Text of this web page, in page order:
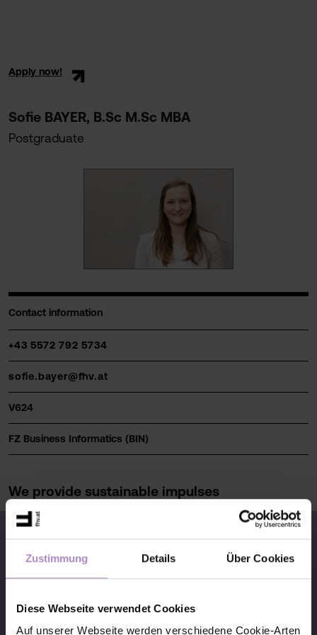
Zustimmung Details Über Cookies
Diese Webseite verwendet Cookies
Auf unserer Webseite werden verschiedene Cookie-Arten
Apply now!
Sofie BAYER, B.Sc M.Sc MBA
Postgraduate
Contact information
+43 5572 792 5734
sofie.bayer@fhv.at
V624
FZ Business Informatics (BIN)
We provide sustainable impulses
© FHV 2026
Imprint